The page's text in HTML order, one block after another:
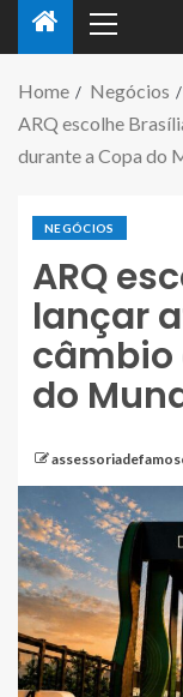
Home
Negócios
ARQ escolhe
durante a Copa do
NEGÓCIOS
ARQ
lançar
câmbio
do